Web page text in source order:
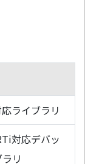
ライブラリ
対応デバッ
リ